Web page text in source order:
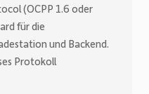
(OCPP 1.6 oder
für die
und Backend.
Protokoll